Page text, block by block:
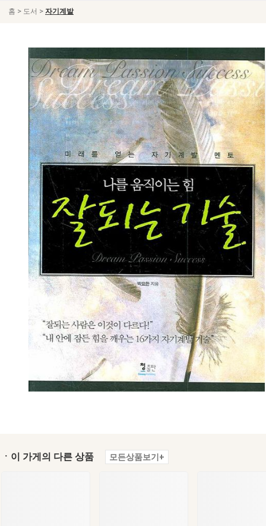
홈 > 도서 > 자기계발
ㆍ이 가게의 다른 상품 모든상품보기+